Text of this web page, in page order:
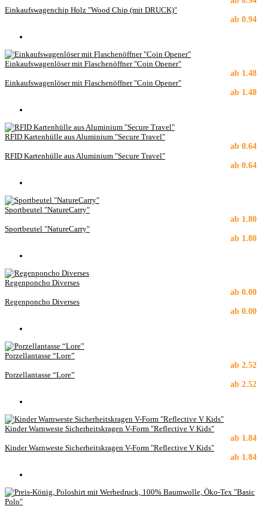
Einkaufswagenchip Holz "Wood Chip (mit DRUCK)"
ab 0.94
Einkaufswagenlöser mit Flaschenöffner "Coin Opener"
ab 1.48
Einkaufswagenlöser mit Flaschenöffner "Coin Opener"
ab 1.48
RFID Kartenhülle aus Aluminium "Secure Travel"
ab 0.64
RFID Kartenhülle aus Aluminium "Secure Travel"
ab 0.64
Sportbeutel "NatureCarry"
ab 1.80
Sportbeutel "NatureCarry"
ab 1.80
Regenponcho Diverses
ab 0.00
Regenponcho Diverses
ab 0.00
Porzellantasse “Lore”
ab 2.52
Porzellantasse “Lore”
ab 2.52
Kinder Warnweste Sicherheitskragen V-Form "Reflective V Kids"
ab 1.84
Kinder Warnweste Sicherheitskragen V-Form "Reflective V Kids"
ab 1.84